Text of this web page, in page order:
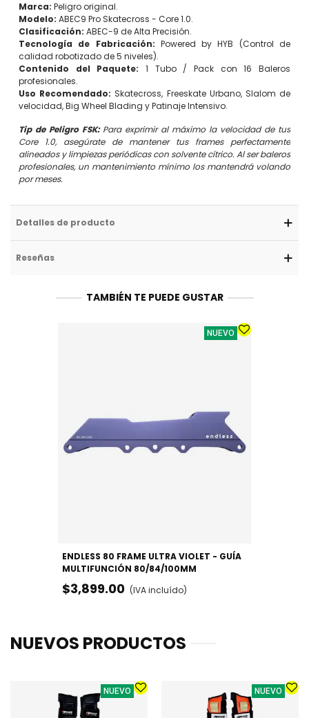
Marca: Peligro original.
Modelo: ABEC9 Pro Skatecross - Core 1.0.
Clasificación: ABEC-9 de Alta Precisión.
Tecnología de Fabricación: Powered by HYB (Control de
calidad robotizado de 5 niveles).
Contenido del Paquete: 1 Tubo / Pack con 16 Baleros
profesionales.
Uso Recomendado: Skatecross, Freeskate Urbano, Slalom de
velocidad, Big Wheel Blading y Patinaje Intensivo.
Tip de Peligro FSK:Para exprimir al máximo la velocidad de tus
Core 1.0, asegúrate de mantener tus frames perfectamente
alineados y limpiezas periódicas con solvente cítrico. Al ser baleros
profesionales, un mantenimiento mínimo los mantendrá volando
por meses.
Detalles de producto
Reseñas
TAMBIÉN TE PUEDE GUSTAR
NUEVO
ENDLESS 80 FRAME ULTRA VIOLET - GUÍA
MULTIFUNCIÓN 80/84/100MM
$3,899.00 (IVA incluído)
NUEVOS PRODUCTOS
NUEVO NUEVO